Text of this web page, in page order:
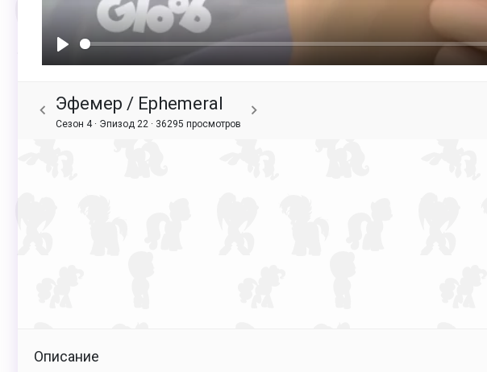
Эфемер / Ephemeral
Сезон 4 · Эпизод 22 · 36295 просмотров
Описание